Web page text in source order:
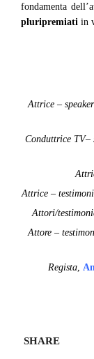
fondamenta
pluripremiati in
Attrice –
Conduttrice TV–
Attrice –
Attori/
Attore –
Regista
SHARE